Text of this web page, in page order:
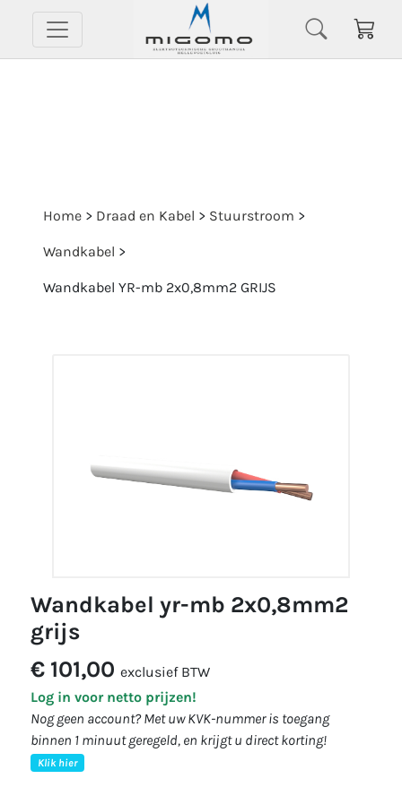
Home > Draad en Kabel > Stuurstroom >
Wandkabel >
Wandkabel YR-mb 2x0,8mm2 GRIJS
wandkabel yr-mb 2x0,8mm2
grijs
€ 101,00 exclusief BTW
Log in voor netto prijzen!
Nog geen account? Met uw KVK-nummer is toegang
binnen 1 minuut geregeld, en krijgt u direct korting!
Klik hier